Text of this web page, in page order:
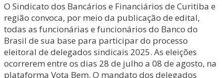
O Sindicato dos Bancários e Financiários de Curitiba e
região convoca, por meio da publicação de edital,
todas as funcionárias e funcionários do Banco do
Brasil de sua base para participar do processo
eleitoral de delegados sindicais 2025. As eleições
ocorrerem entre os dias 28 de julho a 08 de agosto, na
plataforma Vota Bem. O mandato dos delegados